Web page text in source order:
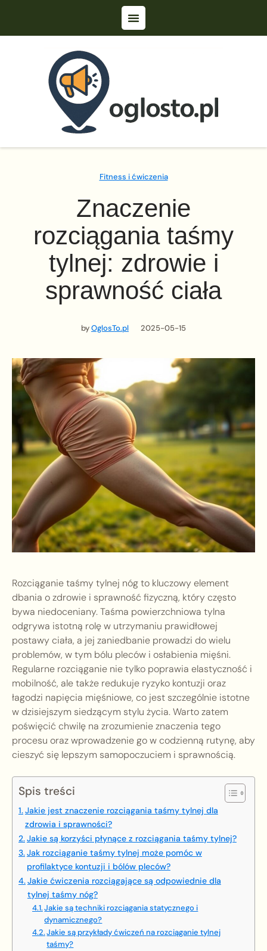
Fitness i ćwiczenia
Znaczenie
rozciągania taśmy
tylnej: zdrowie i
sprawność ciała
byOglosTo.pl 2025-05-15
Rozciąganie taśmy tylnej nóg to kluczowy element
dbania o zdrowie i sprawność fizyczną, który często
bywa niedoceniany. Taśma powierzchniowa tylna
odgrywa istotną rolę w utrzymaniu prawidłowej
postawy ciała, a jej zaniedbanie prowadzi do wielu
problemów, w tym bólu pleców i osłabienia mięśni.
Regularne rozciąganie nie tylko poprawia elastyczność i
mobilność, ale także redukuje ryzyko kontuzji oraz
łagodzi napięcia mięśniowe, co jest szczególnie istotne
w dzisiejszym siedzącym stylu życia. Warto zatem
poświęcić chwilę na zrozumienie znaczenia tego
procesu oraz wprowadzenie go w codzienną rutynę, aby
cieszyć się lepszym samopoczuciem i sprawnością.
Spis treści
Jakie jest znaczenie rozciągania taśmy tylnej dla
zdrowia i sprawności?
Jakie są korzyści płynące z rozciągania taśmy tylnej?
Jak rozciąganie taśmy tylnej może pomóc w
profilaktyce kontuzji i bólów pleców?
Jakie ćwiczenia rozciągające są odpowiednie dla
tylnej taśmy nóg?
Jakie są techniki rozciągania statycznego i
dynamicznego?
Jakie są przykłady ćwiczeń na rozciąganie tylnej
taśmy?